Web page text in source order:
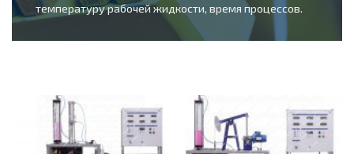
температуру рабочей жидкости, время процессов.